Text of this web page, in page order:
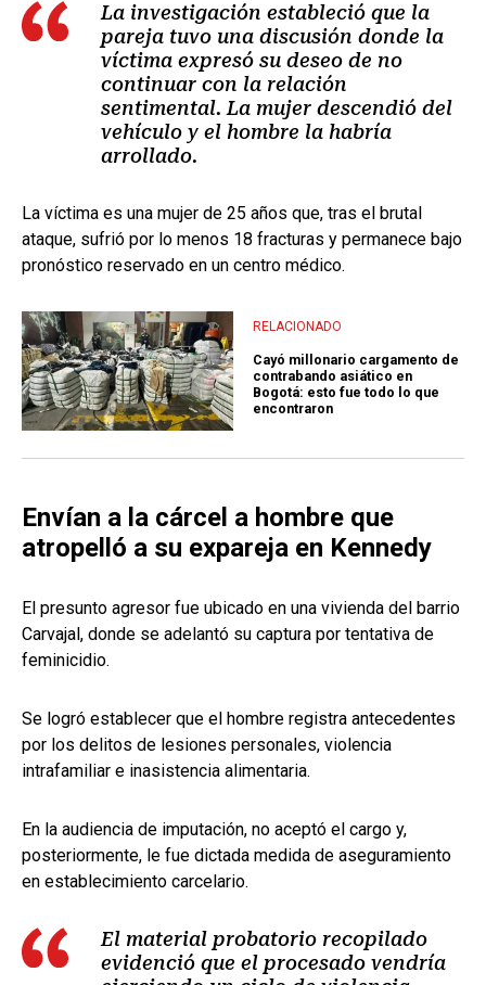
La investigación estableció que la
pareja tuvo una discusión donde la
víctima expresó su deseo de no
continuar con la relación
sentimental. La mujer descendió del
vehículo y el hombre la habría
arrollado.
La víctima es una mujer de 25 años que, tras el brutal
ataque, sufrió por lo menos 18 fracturas y permanece bajo
pronóstico reservado en un centro médico.
RELACIONADO
Cayó millonario cargamento de
contrabando asiático en
Bogotá: esto fue todo lo que
encontraron
Envían a la cárcel a hombre que
atropelló a su expareja en Kennedy
El presunto agresor fue ubicado en una vivienda del barrio
Carvajal, donde se adelantó su captura por tentativa de
feminicidio.
Se logró establecer que el hombre registra antecedentes
por los delitos de lesiones personales, violencia
intrafamiliar e inasistencia alimentaria.
En la audiencia de imputación, no aceptó el cargo y,
posteriormente, le fue dictada medida de aseguramiento
en establecimiento carcelario.
El material probatorio recopilado
evidenció que el procesado vendría